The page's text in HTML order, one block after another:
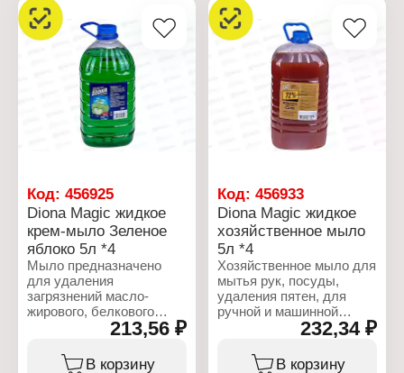
Код: 456925
Diona Magic жидкое
крем-мыло Зеленое
яблоко 5л *4
Мыло предназначено
для удаления
загрязнений масло-
жирового, белкового
характера и устранения
Обладает хорошим
213,56 ₽
В корзину
Код:456933
Diona Magic жидкое
хозяйственное мыло
5л *4
Хозяйственное мыло для
мытья рук, посуды,
удаления пятен, для
ручной и машинной
стирки белья и влажной
уборки помещений, на
предприятиях
232,34 ₽
В корзину